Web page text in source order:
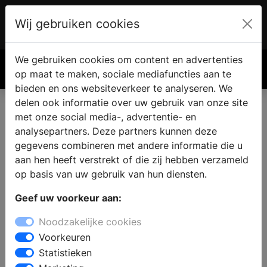
€ 0.00
Wij gebruiken cookies
We gebruiken cookies om content en advertenties
op maat te maken, sociale mediafuncties aan te
bieden en ons websiteverkeer te analyseren. We
delen ook informatie over uw gebruik van onze site
met onze social media-, advertentie- en
analysepartners. Deze partners kunnen deze
gegevens combineren met andere informatie die u
aan hen heeft verstrekt of die zij hebben verzameld
op basis van uw gebruik van hun diensten.
Geef uw voorkeur aan:
Noodzakelijke cookies
Voorkeuren
Statistieken